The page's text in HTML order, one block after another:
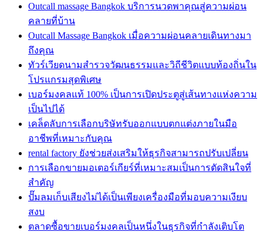
Outcall massage Bangkok บริการนวดพาคุณสู่ความผ่อน
คลายที่บ้าน
Outcall Massage Bangkok เมื่อความผ่อนคลายเดินทางมา
ถึงคุณ
ทัวร์เวียดนามสำรวจวัฒนธรรมและวิถีชีวิตแบบท้องถิ่นใน
โปรแกรมสุดพิเศษ
เบอร์มงคลแท้ 100% เป็นการเปิดประตูสู่เส้นทางแห่งความ
เป็นไปได้
เคล็ดลับการเลือกบริษัทรับออกแบบตกแต่งภายในมือ
อาชีพที่เหมาะกับคุณ
rental factory ยังช่วยส่งเสริมให้ธุรกิจสามารถปรับเปลี่ยน
การเลือกขายมอเตอร์เกียร์ที่เหมาะสมเป็นการตัดสินใจที่
สำคัญ
ปั๊มลมเก็บเสียงไม่ได้เป็นเพียงเครื่องมือที่มอบความเงียบ
สงบ
ตลาดซื้อขายเบอร์มงคลเป็นหนึ่งในธุรกิจที่กำลังเติบโต